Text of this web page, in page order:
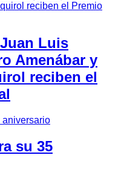
Luis
Amenábar y
reciben el
su 35